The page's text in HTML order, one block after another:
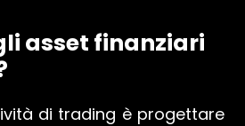
asset finanziari
di trading è progettare